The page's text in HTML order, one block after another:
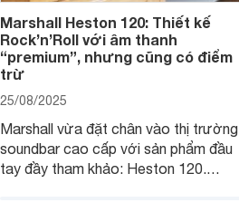
Marshall Heston 120: Thiết kế
Rock’n’Roll với âm thanh
“premium”, nhưng cũng có điểm
trừ
25/08/2025
Marshall vừa đặt chân vào thị trường
soundbar cao cấp với sản phẩm đầu
tay đầy tham khảo: Heston 120.